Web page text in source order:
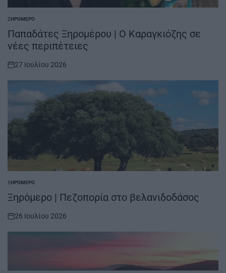
POSTED
IN
ΞΗΡΟΜΕΡΟ
Παπαδάτες Ξηρομέρου | Ο Καραγκιόζης σε
νέες περιπέτειες
on
27 Ιουλίου 2026
POSTED
IN
ΞΗΡΟΜΕΡΟ
Ξηρόμερο | Πεζοπορία στο βελανιδοδάσος
on
26 Ιουλίου 2026